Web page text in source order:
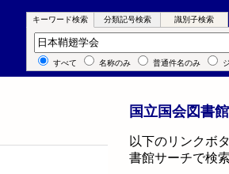
キーワード検索 分類記号検索 識別子検索
キーワード検索
すべて 名称のみ 普通件名のみ
国立国会図書
以下のリンクボ
書館サーチで検